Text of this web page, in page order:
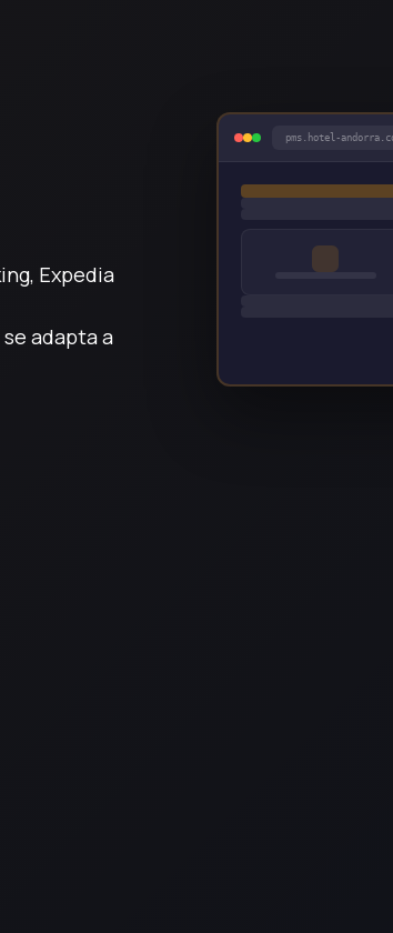
Expedia
adapta a
pms.hotel-